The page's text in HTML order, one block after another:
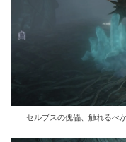
「セルブスの傀儡、触れるべ